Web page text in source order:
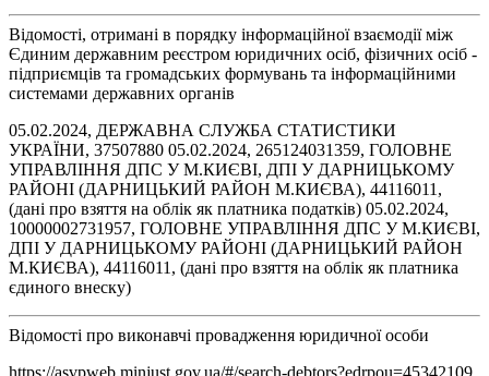
Відомості, отримані в порядку інформаційної взаємодії між
Єдиним державним реєстром юридичних осіб, фізичних осіб -
підприємців та громадських формувань та інформаційними
системами державних органів
05.02.2024, ДЕРЖАВНА СЛУЖБА СТАТИСТИКИ
УКРАЇНИ, 37507880 05.02.2024, 265124031359, ГОЛОВНЕ
УПРАВЛІННЯ ДПС У М.КИЄВІ, ДПІ У ДАРНИЦЬКОМУ
РАЙОНІ (ДАРНИЦЬКИЙ РАЙОН М.КИЄВА), 44116011,
(дані про взяття на облік як платника податків) 05.02.2024,
10000002731957, ГОЛОВНЕ УПРАВЛІННЯ ДПС У М.КИЄВІ,
ДПІ У ДАРНИЦЬКОМУ РАЙОНІ (ДАРНИЦЬКИЙ РАЙОН
М.КИЄВА), 44116011, (дані про взяття на облік як платника
єдиного внеску)
Відомості про виконавчі провадження юридичної особи
https://asvpweb.minjust.gov.ua/#/search-debtors?edrpou=45342109